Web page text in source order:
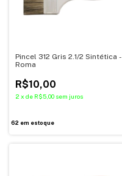
Pincel 312 Gris 2.1/2 Sintética -
Roma
R$10,00
2 x de R$5,00 sem juros
62 em estoque